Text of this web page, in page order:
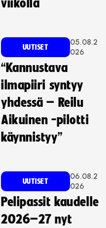
viikolla
UUTISET
05.08.2
026
“Kannustava
ilmapiiri syntyy
yhdessä – Reilu
Aikuinen -pilotti
käynnistyy”
UUTISET
06.08.2
026
Pelipassit kaudelle
2026–27 nyt